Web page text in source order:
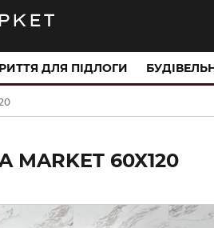
ДЛЯ ПІДЛОГИ
MARKET 60X120